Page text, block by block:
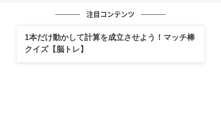
ら警備員の後ろを歩いているうちに、ようやく自分が
盗るつもりなどなかったのに、このまま信じてもらえ
注目コンテンツ
1本だけ動かして計算を成立させよう！マッチ棒
クイズ【脳トレ】